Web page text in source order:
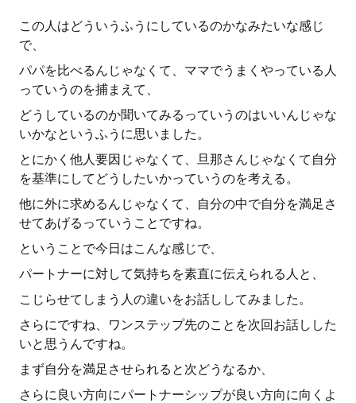
この人はどういうふうにしているのかなみたいな感じ
で、
パパを比べるんじゃなくて、ママでうまくやっている人
っていうのを捕まえて、
どうしているのか聞いてみるっていうのはいいんじゃな
いかなというふうに思いました。
とにかく他人要因じゃなくて、旦那さんじゃなくて自分
を基準にしてどうしたいかっていうのを考える。
他に外に求めるんじゃなくて、自分の中で自分を満足さ
せてあげるっていうことですね。
ということで今日はこんな感じで、
パートナーに対して気持ちを素直に伝えられる人と、
こじらせてしまう人の違いをお話ししてみました。
さらにですね、ワンステップ先のことを次回お話しした
いと思うんですね。
まず自分を満足させられると次どうなるか、
さらに良い方向にパートナーシップが良い方向に向くよ